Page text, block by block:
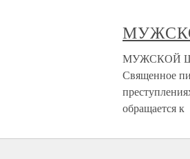
МУЖСКОЙ
Священное
обращается к